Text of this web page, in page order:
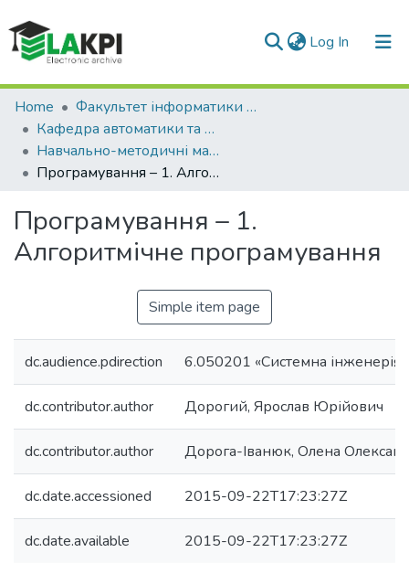
Log In (current)
Communities & Collections
All of DSpace
Statistics
Home
Факультет інформатики та обчислювальної техніки (ФІОТ)
Кафедра автоматики та управління в технічних системах (АУТС)
Навчально-методичні матеріали (АУТС)
Програмування – 1. Алгоритмічне програмування
Програмування – 1.
Алгоритмічне програмування
Simple item page
dc.audience.pdirection 6.050201 «Системна інженерія»
dc.contributor.author Дорогий, Ярослав Юрійович
dc.contributor.author Дорога-Іванюк, Олена
dc.date.accessioned 2015-09-22T17:23:27Z
dc.date.available 2015-09-22T17:23:27Z